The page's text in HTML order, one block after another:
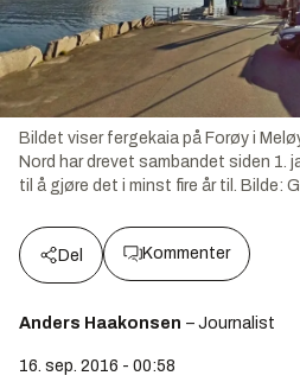
Bildet viser fergekaia på Forøy i
Nord har drevet sambandet siden 1.
til å gjøre det i minst fire år til.
Bilde:
Del Kommenter
Anders Haakonsen – Journalist
16. sep. 2016 - 00:58